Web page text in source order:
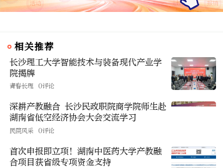
相关推荐
长沙理工大学智能技术与装备现代产业学
院揭牌
青春长理 0评论
深耕产教融合 长沙民政职院商学院师生赴
湖南省低空经济协会大会交流学习
民院风采 0评论
首次申报即立项！湖南中医药大学产教融
合项目获省级专项资金支持